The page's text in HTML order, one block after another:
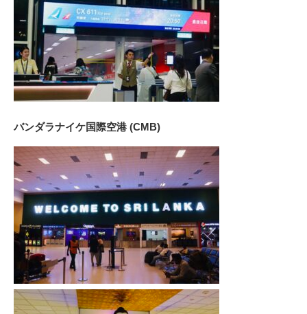
バンダラナイケ国際空港 (CMB)